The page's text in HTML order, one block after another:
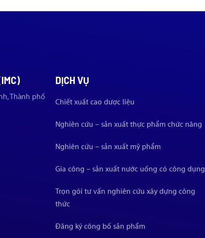
Thành phố
DỊCH VỤ
Chiết xuất cao dược liệu
Nghiên cứu – sản xuất thực phẩm chức năng
Nghiên cứu – sản xuất mỹ phẩm
Gia công – sản xuất nước uống có công dụng
Trọn gói tư vấn nghiên cứu xây dựng công
thức
Đăng ký công bố sản phẩm